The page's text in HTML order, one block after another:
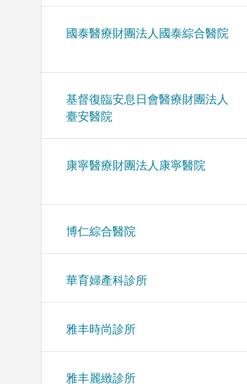
國泰醫療財團法人國泰綜合醫院
基督復臨安息日會醫療財團法人
臺安醫院
康寧醫療財團法人康寧醫院
博仁綜合醫院
華育婦產科診所
雅丰時尚診所
雅丰麗緻診所